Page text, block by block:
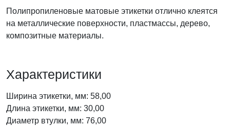
Полипропиленовые матовые этикетки отлично клеятся
на металлические поверхности, пластмассы, дерево,
композитные материалы.
Характеристики
Ширина этикетки, мм: 58,00
Длина этикетки, мм: 30,00
Диаметр втулки, мм: 76,00